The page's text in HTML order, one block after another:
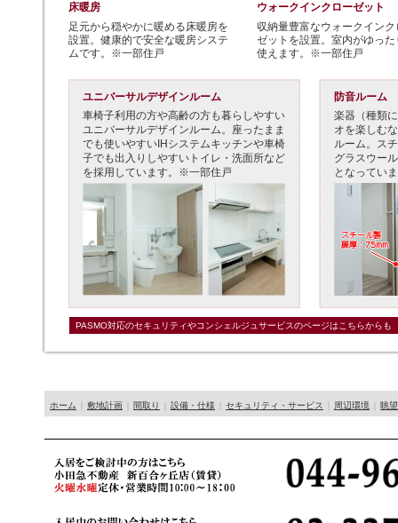
床暖房
足元から穏やかに暖める床暖房を
設置。健康的で安全な暖房システ
ムです。※一部住戸
ウォークインクローゼット
収納量豊富なウォークインク
ゼットを設置。室内がゆった
使えます。※一部住戸
ユニバーサルデザインルーム
車椅子利用の方や高齢の方も暮らしやすい
ユニバーサルデザインルーム。座ったまま
でも使いやすいIHシステムキッチンや車椅
子でも出入りしやすいトイレ・洗面所など
を採用しています。※一部住戸
防音ルーム
楽器（種類
オを楽しむ
ルーム。ス
グラスウー
となってい
PASMO対応のセキュリティやコンシェルジュサービスのページはこちらからも
ホーム 敷地計画 間取り 設備・仕様 セキュリティ・サービス 周辺環境 眺望